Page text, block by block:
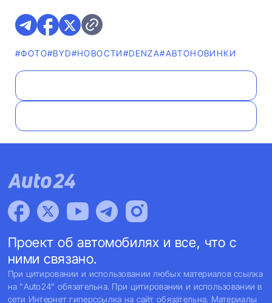
#ФОТО#BYD#НОВОСТИ#DENZA#AВТОНОВИНКИ
Проект об автомобилях и все, что с
ними связано.
При цитировании и использовании любых материалов ссылка
на "Auto24" обязательна. При цитировании и использовании в
сети Интернет гиперссылка на сайт обязательна. Материалы